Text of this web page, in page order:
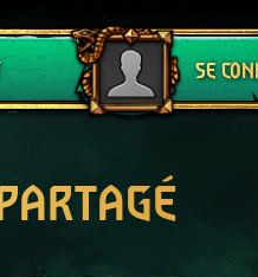
SE
Se
partagé